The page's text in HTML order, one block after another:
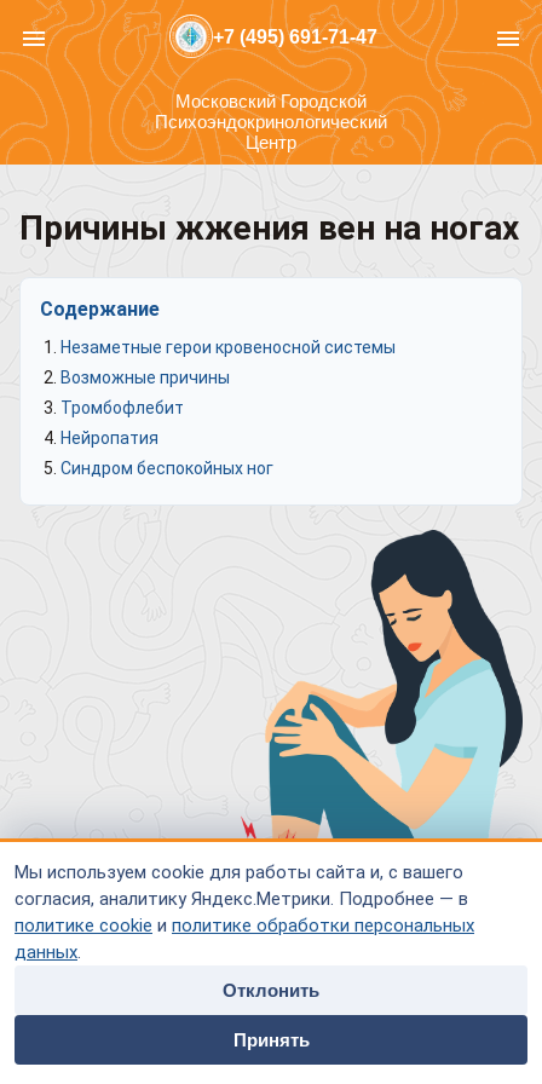
Мы используем cookie для работы сайта и, с вашего
согласия, аналитику Яндекс.Метрики. Подробнее — в
политике cookie и политике обработки персональных
данных.
Отклонить
Принять
home people
Специалисты
payment contacts
menu +7 (495) 691-71-47 menu
Московский Городской
Психоэндокринологический
Центр
Причины жжения вен на ногах
Содержание
Незаметные герои кровеносной системы
Возможные причины
Тромбофлебит
Нейропатия
Синдром беспокойных ног
Жжение, ощущение «горящих» или «щиплющих» вен на ногах
– это симптом, который может указывать на различные